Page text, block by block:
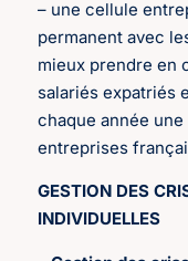
– une cellule
permanent avec
mieux prendre en
salariés expatriés
chaque année
entreprises
GESTION DES
INDIVIDUELLES